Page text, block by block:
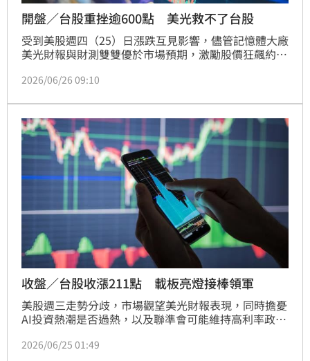
開盤／台股重挫逾600點 美光救不了台股
受到美股週四（25）日漲跌互見影響，儘管記憶體大廠
美光財報與財測雙雙優於市場預期，激勵股價狂飆約
產品售價，股價重挫逾6%，壓抑科技股表現，那斯達
今（26）日開盤同步承壓，加權指數早盤下跌432.32
點至45,822.94點，跌幅0.93%；櫃買指數同步下跌
2.73點至437.11點，跌幅0.62%，市場賣壓明顯升溫。
2026/06/26 09:10
收盤／台股收漲211點 載板亮燈接棒領軍
美股週三走勢分歧，市場觀望美光財報表現，同時擔憂
AI投資熱潮是否過熱，以及聯準會可能維持高利率政
記憶體、被動元件、載板及部分AI概念股帶動下逆勢走
2026/06/25 01:49